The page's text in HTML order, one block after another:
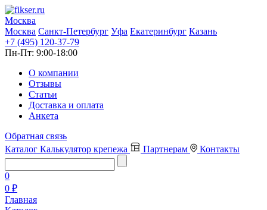
Москва
Москва Санкт-Петербург Уфа Екатеринбург Казань
+7 (495) 120-37-79
Пн-Пт: 9:00-18:00
О компании
Отзывы
Статьи
Доставка и оплата
Анкета
Обратная связь
Каталог Калькулятор крепежа Партнерам Контакты
0
0 ₽
Главная